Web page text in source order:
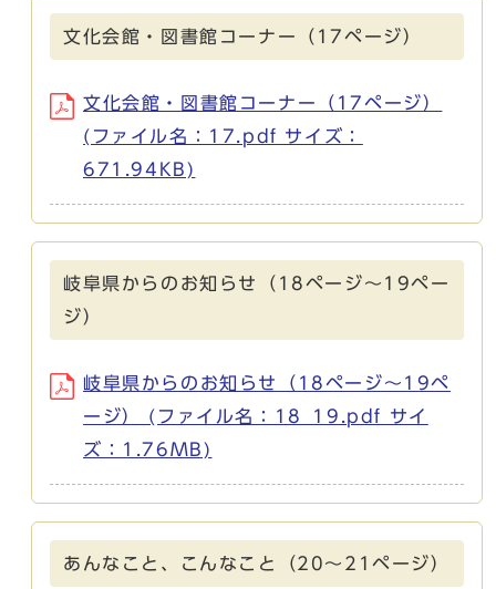
文化会館・図書館コーナー（17ページ）
文化会館・図書館コーナー（17ページ）
(ファイル名：17.pdf サイズ：
671.94KB)
岐阜県からのお知らせ（18ページ～19ペー
ジ）
岐阜県からのお知らせ（18ページ～19ペ
ージ） (ファイル名：18_19.pdf サイ
ズ：1.76MB)
あんなこと、こんなこと（20～21ページ）